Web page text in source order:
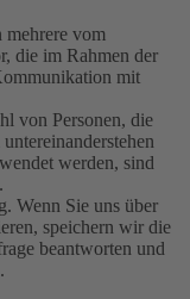
vom
die im Rahmen der
mit
von Personen, die
werden, sind
Wenn Sie uns über
speichern wir die
beantworten und